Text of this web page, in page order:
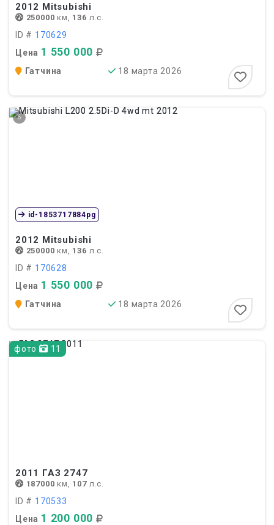
2012 Mitsubishi
250000 км, 136 л.с.
ID # 170629
Цена 1 550 000
Гатчина 18 марта 2026
6
2012 Mitsubishi
250000 км, 136 л.с.
ID # 170628
Цена 1 550 000
id-1853717884pg
Гатчина 18 марта 2026
фото 11
2011 ГАЗ 2747
187000 км, 107л.с.
ID # 170533
Цена 1 200 000